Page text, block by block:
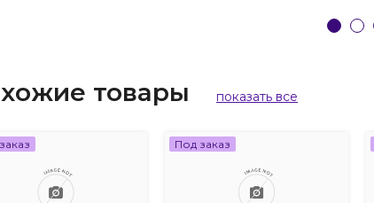
товары показать все
Под заказ